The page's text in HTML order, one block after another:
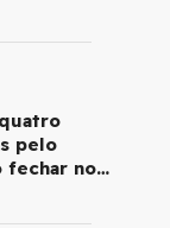
pelo
fechar no